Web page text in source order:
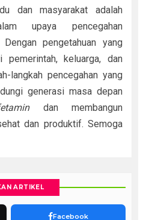
dan masyarakat adalah
upaya pencegahan
pengetahuan yang
pemerintah, keluarga, dan
langkah pencegahan yang
generasi masa depan
dan membangun
dan produktif. Semoga
ARTIKEL
Facebook